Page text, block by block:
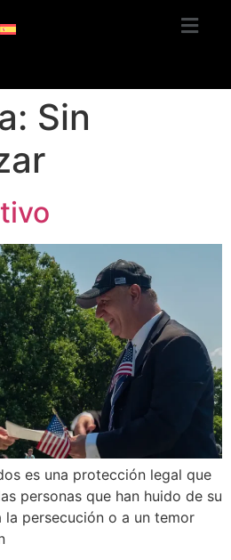
Sin
es una protección legal que
personas que han huido de su
persecución o a un temor